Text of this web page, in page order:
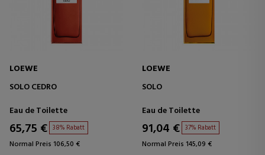
LOEWE
SOLO CEDRO
Eau de Toilette
65,75 € 38% Rabatt
Normal Preis 106,50 €
LOEWE
SOLO
Eau de Toilette
91,04 € 37% Rabatt
Normal Preis 145,09 €